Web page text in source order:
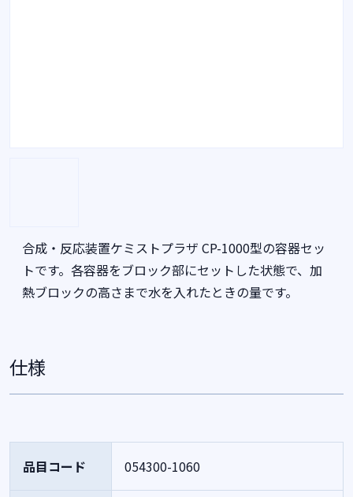
合成・反応装置ケミストプラザ CP-1000型の容器セッ
トです。各容器をブロック部にセットした状態で、加
熱ブロックの高さまで水を入れたときの量です。
仕様
品目コード 054300-1060